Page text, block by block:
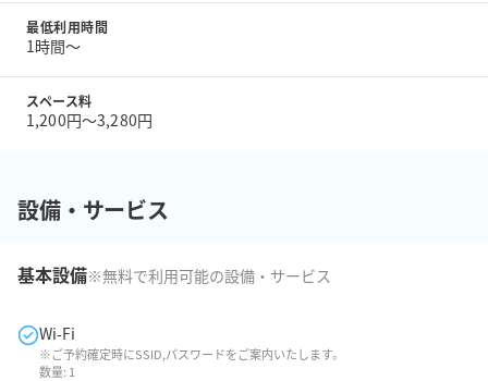
最低利用時間
1時間〜
スペース料
1,200円〜3,280円
設備・サービス
基本設備※無料で利用可能の設備・サービス
Wi-Fi
※ご予約確定時にSSID,パスワードをご案内いたします。
数量: 1